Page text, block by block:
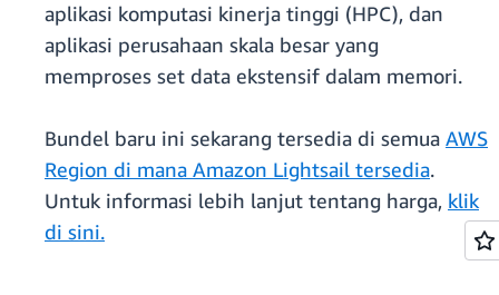
aplikasi komputasi kinerja tinggi (HPC), dan
aplikasi perusahaan skala besar yang
memproses set data ekstensif dalam memori.
Bundel baru ini sekarang tersedia di semua AWS
Region di mana Amazon Lightsail tersedia.
Untuk informasi lebih lanjut tentang harga, klik
di sini.